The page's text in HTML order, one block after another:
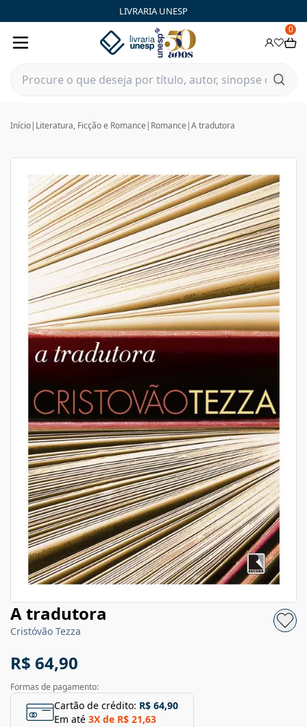
LIVRARIA UNESP
0
Início| Literatura, Ficção e Romance | Romance |A tradutora
A tradutora
Cristóvão Tezza
R$ 64,90
Formas de pagamento:
Cartão de crédito: R$ 64,90
Em até 3X de R$ 21,63